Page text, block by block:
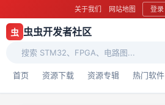
关于我们 网站地图 登录
虫 虫虫开发者社区
首页 资源下载 资源专辑 热门软件